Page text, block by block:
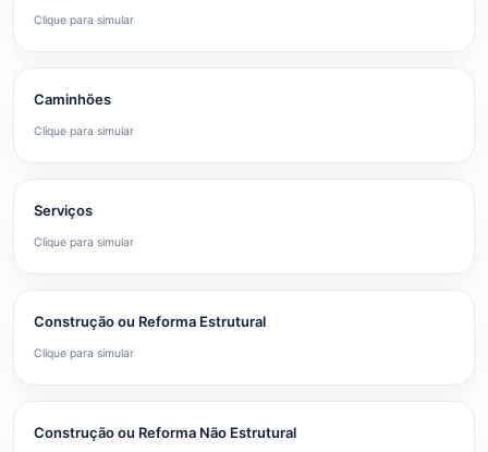
Clique para simular
Caminhões
Clique para simular
Serviços
Clique para simular
Construção ou Reforma Estrutural
Clique para simular
Construção ou Reforma Não Estrutural